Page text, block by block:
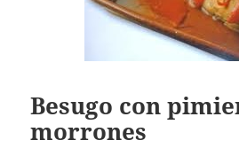
Besugo con
morrones